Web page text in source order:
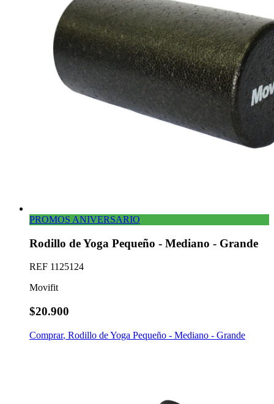
PROMOS ANIVERSARIO
Rodillo de Yoga Pequeño - Mediano - Grande
REF 1125124
Movifit
$20.900
Comprar, Rodillo de Yoga Pequeño - Mediano - Grande